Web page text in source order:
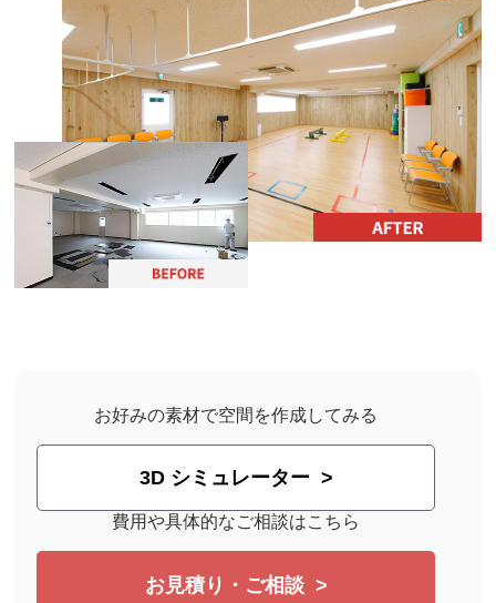
お好みの素材で空間を作成してみる
3D シミュレーター
費用や具体的なご相談はこちら
お見積り・ご相談